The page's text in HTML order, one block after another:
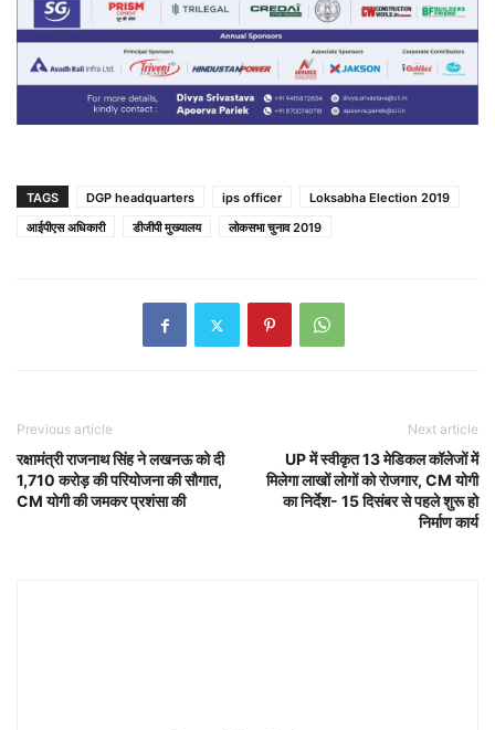
TAGS DGP headquarters ips officer
Loksabha Election 2019
आईपीएस अधिकारी
डीजीपी मुख्यालय लोकसभा चुनाव 2019
Previous article
रक्षामंत्री राजनाथ सिंह ने लखनऊ को दी
1,710 करोड़ की परियोजना की सौगात,
CM योगी की जमकर प्रशंसा की
Next article
UP में स्वीकृत 13 मेडिकल कॉलेजों में
मिलेगा लाखों लोगों को रोजगार, CM योगी
का निर्देश- 15 दिसंबर से पहले शुरू हो
निर्माण कार्य